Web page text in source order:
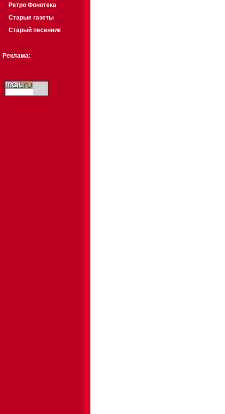
Ретро Фонотека
Старые газеты
Старый песенник
Реклама: